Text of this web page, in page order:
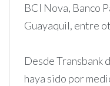
BCI Nova, Banco
Guayaquil, entre
Desde Transbank
haya sido por